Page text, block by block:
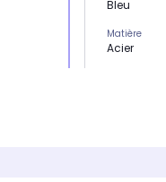
Bleu
Matière
Acier